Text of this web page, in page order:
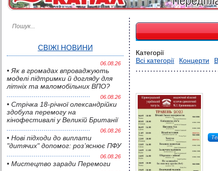
СВІЖІ НОВИНИ
06.08.26
• Як в громадах впроваджують
моделі підтримки й догляду для
літніх та маломобільних ВПО?
06.08.26
• Стрічка 18-річної олександрійки
здобула перемогу на
кінофестивалі у Великій Британії
06.08.26
• Нові підходи до виплати
"дитячих" допомог: роз’яснює ПФУ
06.08.26
• Мистецтво заради Перемоги
Категорії
Всі категорії
Концерти